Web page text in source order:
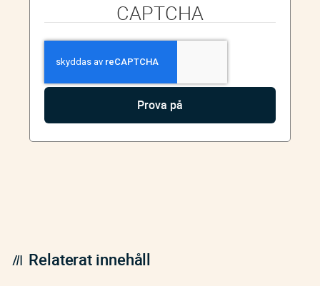
CAPTCHA
Relaterat innehåll